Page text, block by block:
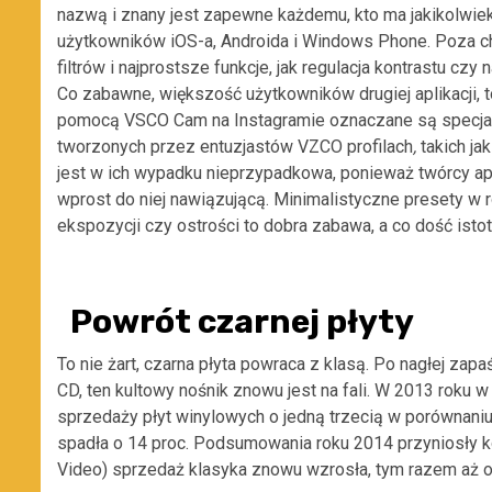
nazwą i znany jest zapewne każdemu, kto ma
użytkowników iOS-a, Androida i Windows Phone. Poza
filtrów i najprostsze funkcje, jak regulacja kontrastu czy
Co zabawne, większość użytkowników drugiej
pomocą VSCO Cam na Instagramie oznaczane są
tworzonych przez entuzjastów VZCO profilach, takich
jest w ich wypadku nieprzypadkowa, ponieważ twórcy
wprost do niej nawiązującą. Minimalistyczne presety w
ekspozycji czy ostrości to dobra zabawa, a co dość
Powrót czarnej płyty
To nie żart, czarna płyta powraca z klasą. Po nagłej
CD, ten kultowy nośnik znowu jest na fali. W 2013 roku
sprzedaży płyt winylowych o jedną trzecią w
spadła o 14 proc. Podsumowania roku 2014
Video) sprzedaż klasyka znowu wzrosła, tym razem aż